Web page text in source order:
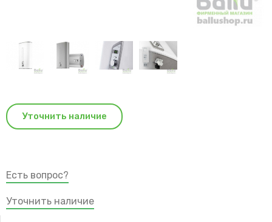
Уточнить наличие
Есть вопрос?
Уточнить наличие